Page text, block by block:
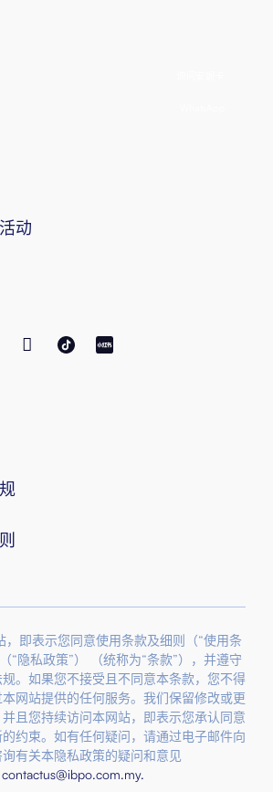
动
，即表示您同意使用条款及细则（“使用条
“隐私政策”） （统称为“条款”），并遵守
。如果您不接受且不同意本条款，您不得
网站提供的任何服务。我们保留修改或更
且您持续访问本网站，即表示您承认同意
约束。如有任何疑问，请通过电子邮件向
有关本隐私政策的疑问和意见
contactus@ibpo.com.my.